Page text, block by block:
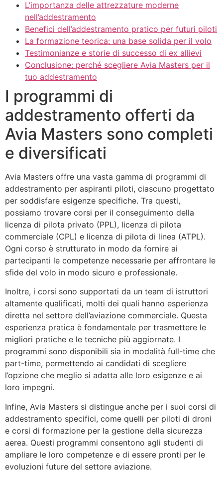
L’importanza delle attrezzature moderne
nell’addestramento
Benefici dell’addestramento pratico per futuri piloti
La formazione teorica: una base solida per il volo
Testimonianze e storie di successo di ex allievi
Conclusione: perché scegliere Avia Masters per il
tuo addestramento
I programmi di
addestramento offerti da
Avia Masters sono completi
e diversificati
Avia Masters offre una vasta gamma di programmi di
addestramento per aspiranti piloti, ciascuno progettato
per soddisfare esigenze specifiche. Tra questi,
possiamo trovare corsi per il conseguimento della
licenza di pilota privato (PPL), licenza di pilota
commerciale (CPL) e licenza di pilota di linea (ATPL).
Ogni corso è strutturato in modo da fornire ai
partecipanti le competenze necessarie per affrontare le
sfide del volo in modo sicuro e professionale.
Inoltre, i corsi sono supportati da un team di istruttori
altamente qualificati, molti dei quali hanno esperienza
diretta nel settore dell’aviazione commerciale. Questa
esperienza pratica è fondamentale per trasmettere le
migliori pratiche e le tecniche più aggiornate. I
programmi sono disponibili sia in modalità full-time che
part-time, permettendo ai candidati di scegliere
l’opzione che meglio si adatta alle loro esigenze e ai
loro impegni.
Infine, Avia Masters si distingue anche per i suoi corsi di
addestramento specifici, come quelli per piloti di droni
e corsi di formazione per la gestione della sicurezza
aerea. Questi programmi consentono agli studenti di
ampliare le loro competenze e di essere pronti per le
evoluzioni future del settore aviazione.